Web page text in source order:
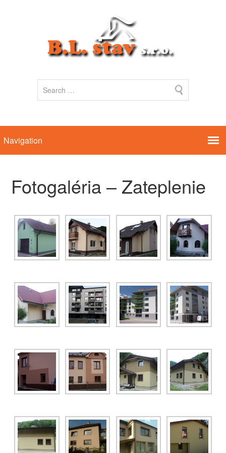
Fotogaléria – Zateplenie